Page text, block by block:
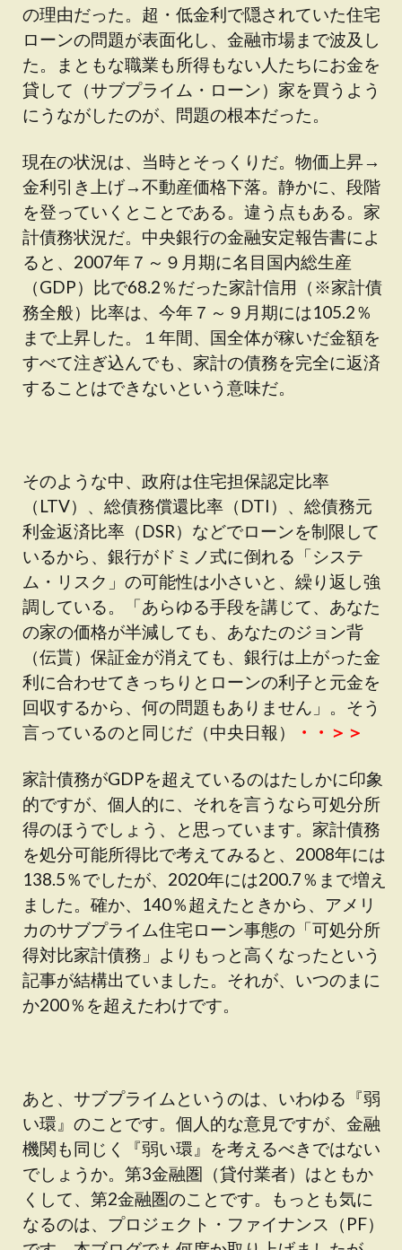
の理由だった。超・低金利で隠されていた住宅
ローンの問題が表面化し、金融市場まで波及し
た。まともな職業も所得もない人たちにお金を
貸して（サブプライム・ローン）家を買うよう
にうながしたのが、問題の根本だった。
現在の状況は、当時とそっくりだ。物価上昇→
金利引き上げ→不動産価格下落。静かに、段階
を登っていくとことである。違う点もある。家
計債務状況だ。中央銀行の金融安定報告書によ
ると、2007年７～９月期に名目国内総生産
（GDP）比で68.2％だった家計信用（※家計債
務全般）比率は、今年７～９月期には105.2％
まで上昇した。１年間、国全体が稼いだ金額を
すべて注ぎ込んでも、家計の債務を完全に返済
することはできないという意味だ。
そのような中、政府は住宅担保認定比率
（LTV）、総債務償還比率（DTI）、総債務元
利金返済比率（DSR）などでローンを制限して
いるから、銀行がドミノ式に倒れる「システ
ム・リスク」の可能性は小さいと、繰り返し強
調している。「あらゆる手段を講じて、あなた
の家の価格が半減しても、あなたのジョン背
（伝貰）保証金が消えても、銀行は上がった金
利に合わせてきっちりとローンの利子と元金を
回収するから、何の問題もありません」。そう
言っているのと同じだ（中央日報）
・・＞＞
家計債務がGDPを超えているのはたしかに印象
的ですが、個人的に、それを言うなら可処分所
得のほうでしょう、と思っています。家計債務
を処分可能所得比で考えてみると、2008年には
138.5％でしたが、2020年には200.7％まで増え
ました。確か、140％超えたときから、アメリ
カのサブプライム住宅ローン事態の「可処分所
得対比家計債務」よりもっと高くなったという
記事が結構出ていました。それが、いつのまに
か200％を超えたわけです。
あと、サブプライムというのは、いわゆる『弱
い環』のことです。個人的な意見ですが、金融
機関も同じく『弱い環』を考えるべきではない
でしょうか。第3金融圏（貸付業者）はともか
くして、第2金融圏のことです。もっとも気に
なるのは、プロジェクト・ファイナンス（PF）